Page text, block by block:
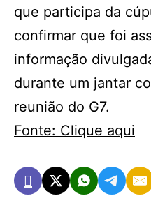
que participa da
confirmar que foi
informação
durante um jantar
reunião do G7.
Fonte: Clique aqui